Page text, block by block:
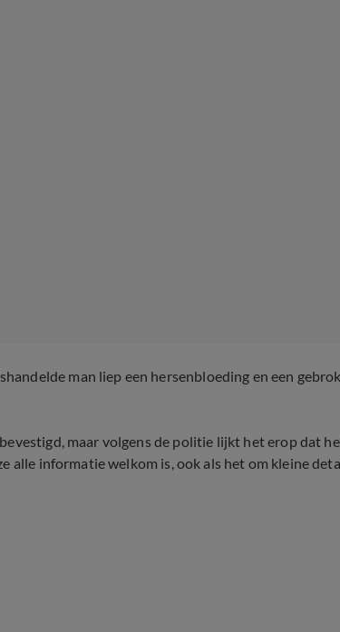
man liep een hersenbloeding en een
maar volgens de politie lijkt het erop dat
alle informatie welkom is, ook als het om kleine